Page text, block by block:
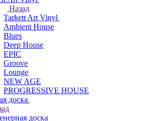
Назад
Tarkett Art Vinyl
Ambient House
Blues
Deep House
EPIC
Groove
Lounge
NEW AGE
PROGRESSIVE HOUSE
доска
доска